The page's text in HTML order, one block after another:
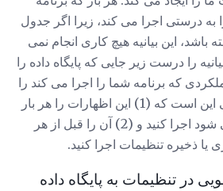
به درستی اجرا می کند، زیرا اگر جدول
این بیانیه هیچ کاری انجام نمی
را درست زیر جایی که پایگاه داده را
که برنامه شما را اجرا می کند را
اجرا کنید. ضروری اصلی این است که (1) این اظهارات را هر بار
که برنامه راه اندازی می شود اجرا کنید و (2) آن را قبل از هر
یا ذخیره تنظیمات اجرا کنید.
در تنظیمات به پایگاه داده